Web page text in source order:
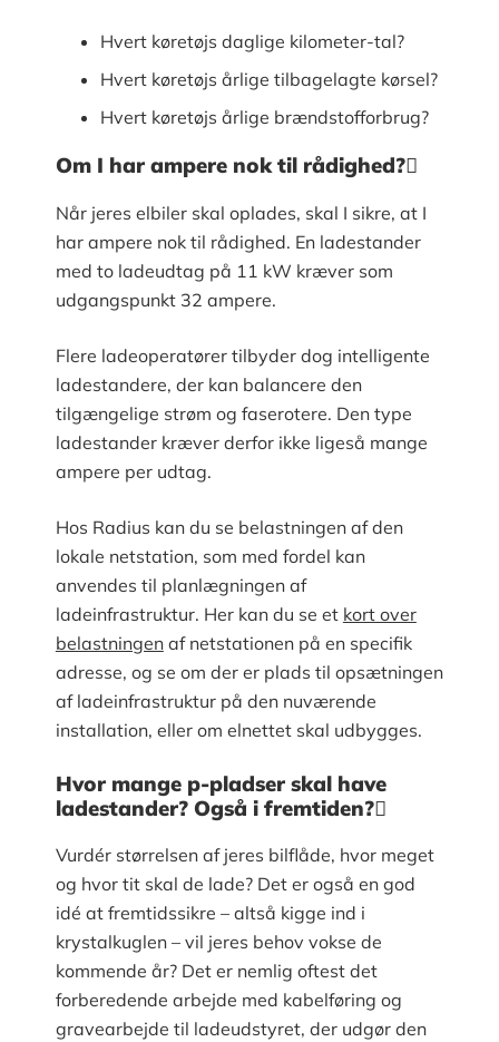
Hvert køretøjs daglige kilometer-tal?
Hvert køretøjs årlige tilbagelagte kørsel?
Hvert køretøjs årlige brændstofforbrug?
Om I har ampere nok til rådighed?
Når jeres elbiler skal oplades, skal I sikre, at I
har ampere nok til rådighed. En ladestander
med to ladeudtag på 11 kW kræver som
udgangspunkt 32 ampere.
Flere ladeoperatører tilbyder dog intelligente
ladestandere, der kan balancere den
tilgængelige strøm og faserotere. Den type
ladestander kræver derfor ikke ligeså mange
ampere per udtag.
Hos Radius kan du se belastningen af den
lokale netstation, som med fordel kan
anvendes til planlægningen af
ladeinfrastruktur. Her kan du se et kort over
belastningenaf netstationen på en specifik
adresse, og se om der er plads til opsætningen
af ladeinfrastruktur på den nuværende
installation, eller om elnettet skal udbygges.
Hvor mange p-pladser skal have
ladestander? Også i fremtiden?
Vurdér størrelsen af jeres bilflåde, hvor meget
og hvor tit skal de lade? Det er også en god
idé at fremtidssikre – altså kigge ind i
krystalkuglen – vil jeres behov vokse de
kommende år? Det er nemlig oftest det
forberedende arbejde med kabelføring og
gravearbejde til ladeudstyret, der udgør den